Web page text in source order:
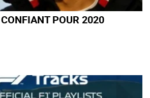
POUR 2020